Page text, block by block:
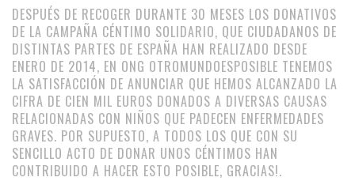
DESPUÉS DE RECOGER DURANTE 30 MESES LOS DONATIVOS
DE LA CAMPAÑA CÉNTIMO SOLIDARIO, QUE CIUDADANOS DE
DISTINTAS PARTES DE ESPAÑA HAN REALIZADO DESDE
ENERO DE 2014, EN ONG OTROMUNDOESPOSIBLE TENEMOS
LA SATISFACCIÓN DE ANUNCIAR QUE HEMOS ALCANZADO LA
CIFRA DE CIEN MIL EUROS DONADOS A DIVERSAS CAUSAS
RELACIONADAS CON NIÑOS QUE PADECEN ENFERMEDADES
GRAVES. POR SUPUESTO, A TODOS LOS QUE CON SU
SENCILLO ACTO DE DONAR UNOS CÉNTIMOS HAN
CONTRIBUIDO A HACER ESTO POSIBLE, GRACIAS!.